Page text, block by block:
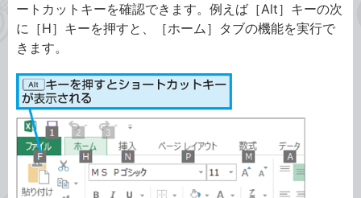
ートカットキーを確認できます。例えば［Alt］キーの次
に［H］キーを押すと、［ホーム］タブの機能を実行で
きます。